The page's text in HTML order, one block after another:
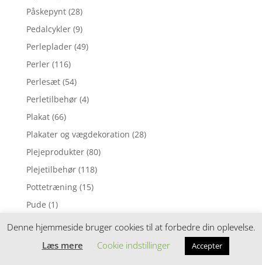
Påskepynt (28)
Pedalcykler (9)
Perleplader (49)
Perler (116)
Perlesæt (54)
Perletilbehør (4)
Plakat (66)
Plakater og vægdekoration (28)
Plejeprodukter (80)
Plejetilbehør (118)
Pottetræning (15)
Pude (1)
Pusleborde
(84)
Denne hjemmeside bruger cookies til at forbedre din oplevelse.
Læs mere
Cookie indstillinger Accepter